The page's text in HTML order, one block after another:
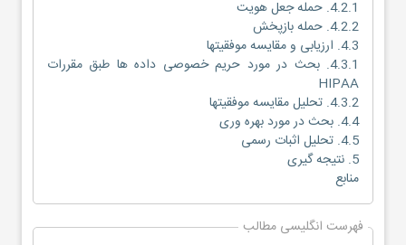
4.2.1. حمله جعل هویت
4.2.2. حمله بازپخش
4.3. ارزیابی و مقایسه موفقیتها
4.3.1. بحث در مورد حریم خصوصی داده ها طبق مقررات
HIPAA
4.3.2. تحلیل مقایسه موفقیتها
4.4. بحث در مورد بهره وری
4.5. تحلیل اثبات رسمی
5. نتیجه گیری
منابع
فهرست انگلیسی مطالب